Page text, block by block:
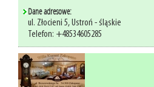
Dane adresowe:
ul. Złocieni 5, Ustroń - śląskie
Telefon: +48534605285